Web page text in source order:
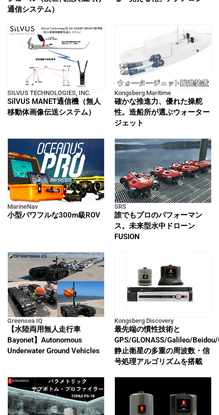
通信システム）
SILVUS TECHNOLOGIES, INC.
SilVUS MANET通信機（無人
移動体画像伝送システム）
Kongsberg Maritime
確かな推進力、優れた操舵
性。造船所が選ぶウォーター
ジェット
MarineNav
小型パワフルな300m級ROV
SRS
誰でもプロのパフォーマン
ス。未来型水中ドローン
FUSION
Greensea IQ
【水陸両用無人走行車
Bayonet】Autonomous
Underwater Ground Vehicles
Kongsberg Discovery
最先端の慣性技術と
GPS/GLONASS/Galileo/
静止衛星の多重の周波数・信
号処理アルゴリズムを搭載